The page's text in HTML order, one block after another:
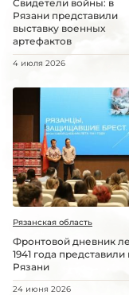
Свидетели войны: в
Рязани представили
выставку военных
артефактов
4 июля 2026
Рязанская область
Фронтовой дневник
1941 года представили
Рязани
24 июня 2026